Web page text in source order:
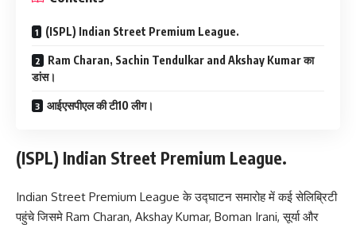
(ISPL) Indian Street Premium League.
Ram Charan, Sachin Tendulkar and Akshay Kumar का
डांस।
आईएसपीएल की टी10 लीग।
(ISPL) Indian Street Premium League.
Indian Street Premium League के उद्घाटन समारोह में कई सेलिब्रिटी
पहुंचे जिसमे Ram Charan, Akshay Kumar, Boman Irani, सूर्या और